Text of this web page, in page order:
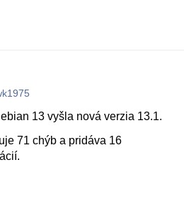
13 vyšla nová verzia 13.1.
71 chýb a pridáva 16